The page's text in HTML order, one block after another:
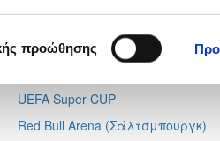
προώθησης
Conference League
Απόλλων - Μπραν
UEFA Super CUP
Red Bull Arena (Σάλτσμπουργκ)